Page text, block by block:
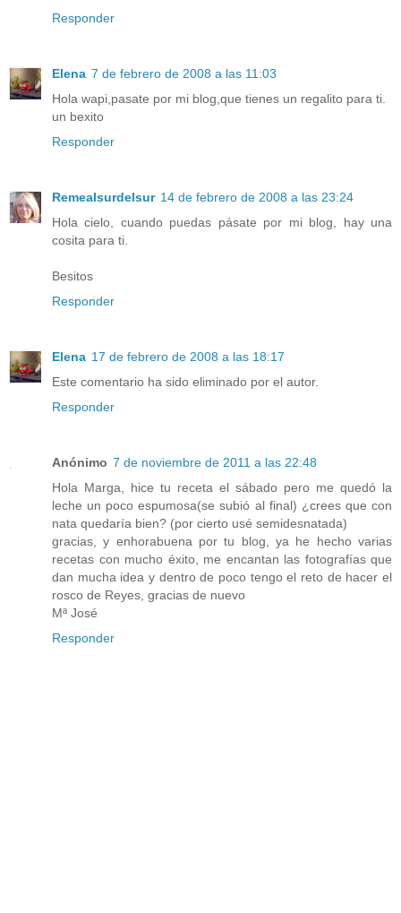
Responder
Elena 7 de febrero de 2008 a las 11:03
Hola wapi,pasate por mi blog,que tienes un regalito para ti.
un bexito
Responder
Remealsurdelsur 14 de febrero de 2008 a las 23:24
Hola cielo, cuando puedas pásate por mi blog, hay una
cosita para ti.
Besitos
Responder
Elena 17 de febrero de 2008 a las 18:17
Este comentario ha sido eliminado por el autor.
Responder
Anónimo 7 de noviembre de 2011 a las 22:48
Hola Marga, hice tu receta el sábado pero me quedó la
leche un poco espumosa(se subió al final) ¿crees que con
nata quedaría bien? (por cierto usé semidesnatada)
gracias, y enhorabuena por tu blog, ya he hecho varias
recetas con mucho éxito, me encantan las fotografías que
dan mucha idea y dentro de poco tengo el reto de hacer el
rosco de Reyes, gracias de nuevo
Mª José
Responder